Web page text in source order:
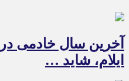
آخرین سال خادمی
ایلام، شاید …